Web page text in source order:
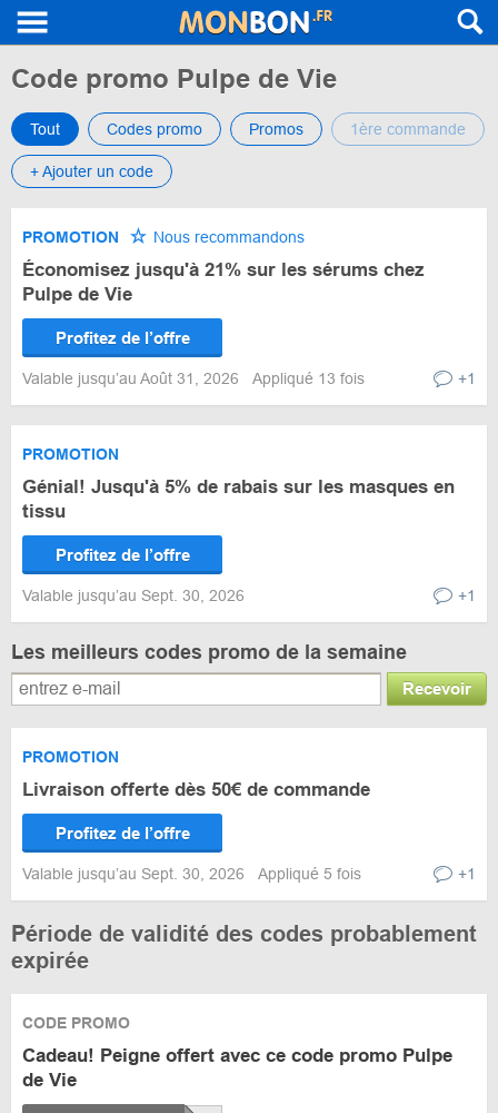
Code promo Pulpe de Vie
Tout Codes promo Promos 1ère commande
+ Ajouter un code
PROMOTION Nous recommandons
Économisez jusqu'à 21% sur les sérums chez
Pulpe de Vie
Profitez de l’offre
Valable jusqu’au Août 31, 2026 Appliqué 13 fois +1
PROMOTION
Génial! Jusqu'à 5% de rabais sur les masques en
tissu
Profitez de l’offre
Valable jusqu’au Sept. 30, 2026 +1
Les meilleurs codes promo de la semaine
Recevoir
PROMOTION
Livraison offerte dès 50€ de commande
Profitez de l’offre
Valable jusqu’au Sept. 30, 2026 Appliqué 5 fois +1
Période de validité des codes probablement
expirée
CODE PROMO
Cadeau! Peigne offert avec ce code promo Pulpe
de Vie